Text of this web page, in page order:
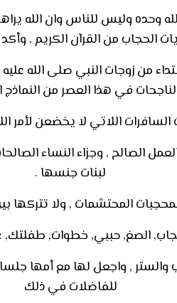
وحده وليس للناس وان الله
الحجاب من القرآن الكريم ,
من زوجات النبي صلى الله
في هذا العصر من النماذج
السافرات اللاتي لا
الصالح , وجزاء النساء
لبنات جنسها .
المحتشمات , ولا تتركها
الصغ, حببي, خطوات, طفلتك,
, واجعل لها مع أمها
للفاضلات في ذلك